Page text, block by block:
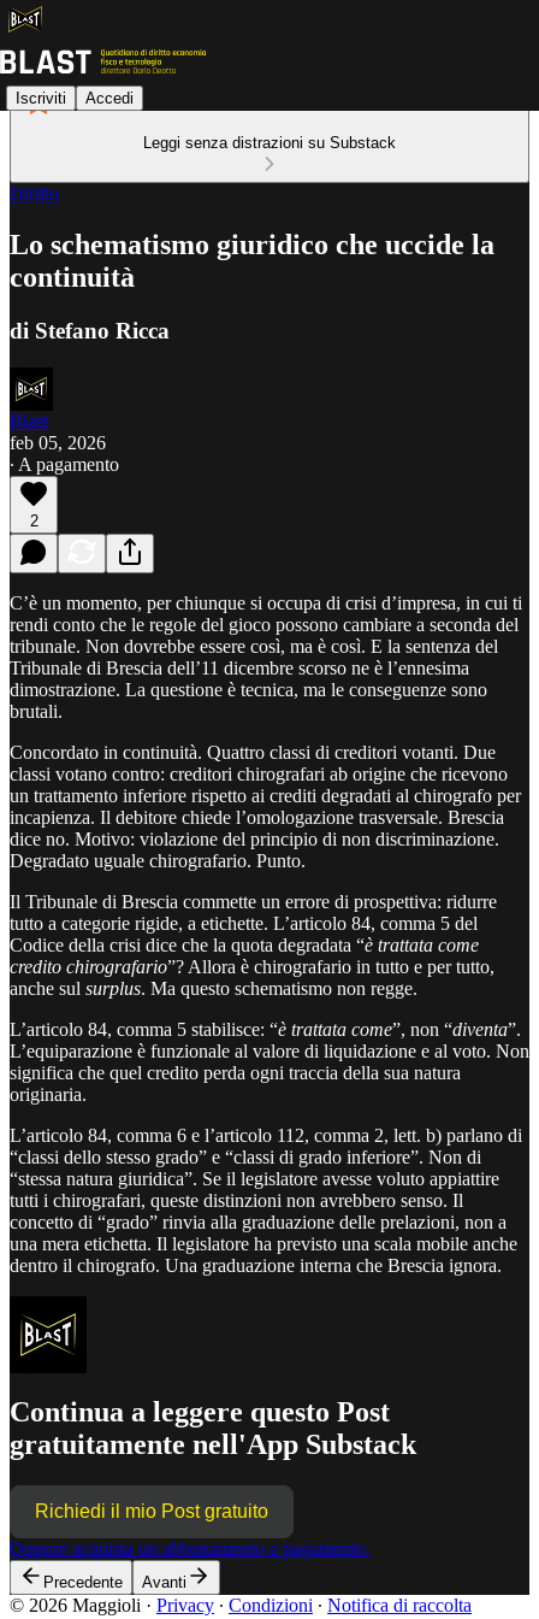
Iscriviti Accedi
Leggi senza distrazioni su Substack
Diritto
Lo schematismo giuridico che uccide la
continuità
di Stefano Ricca
Blast
feb 05, 2026
∙ A pagamento
2
C’è un momento, per chiunque si occupa di crisi d’impresa, in cui ti
rendi conto che le regole del gioco possono cambiare a seconda del
tribunale. Non dovrebbe essere così, ma è così. E la sentenza del
Tribunale di Brescia dell’11 dicembre scorso ne è l’ennesima
dimostrazione. La questione è tecnica, ma le conseguenze sono
brutali.
Concordato in continuità. Quattro classi di creditori votanti. Due
classi votano contro: creditori chirografari ab origine che ricevono
un trattamento inferiore rispetto ai crediti degradati al chirografo per
incapienza. Il debitore chiede l’omologazione trasversale. Brescia
dice no. Motivo: violazione del principio di non discriminazione.
Degradato uguale chirografario. Punto.
Il Tribunale di Brescia commette un errore di prospettiva: ridurre
tutto a categorie rigide, a etichette. L’articolo 84, comma 5 del
Codice della crisi dice che la quota degradata “è trattata come
credito chirografario”? Allora è chirografario in tutto e per tutto,
anche sul surplus. Ma questo schematismo non regge.
L’articolo 84, comma 5 stabilisce: “è trattata come”, non “diventa”.
L’equiparazione è funzionale al valore di liquidazione e al voto. Non
significa che quel credito perda ogni traccia della sua natura
originaria.
L’articolo 84, comma 6 e l’articolo 112, comma 2, lett. b) parlano di
“classi dello stesso grado” e “classi di grado inferiore”. Non di
“stessa natura giuridica”. Se il legislatore avesse voluto appiattire
tutti i chirografari, queste distinzioni non avrebbero senso. Il
concetto di “grado” rinvia alla graduazione delle prelazioni, non a
una mera etichetta. Il legislatore ha previsto una scala mobile anche
dentro il chirografo. Una graduazione interna che Brescia ignora.
Continua a leggere questo Post
gratuitamente nell'App Substack
Richiedi il mio Post gratuito
Oppure acquista un abbonamento a pagamento.
Precedente Avanti
© 2026 Maggioli · Privacy ∙ Condizioni ∙ Notifica di raccolta